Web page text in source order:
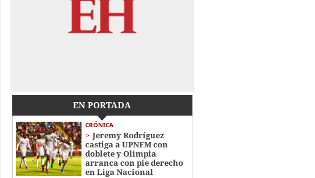
EN PORTADA
CRÓNICA
Jeremy Rodríguez
castiga a UPNFM con
doblete y Olimpia
arranca con pie derecho
en Liga Nacional